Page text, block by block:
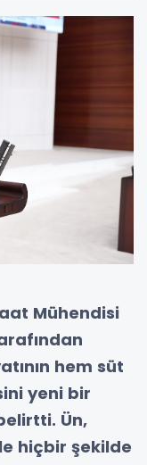
Mühendisi
hem süt
yeni bir
Ün,
hiçbir şekilde